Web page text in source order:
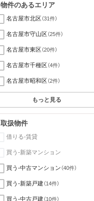
物件のあるエリア
名古屋市北区 （31件）
名古屋市守山区 （25件）
名古屋市東区 （20件）
名古屋市千種区 （4件）
名古屋市昭和区 （2件）
もっと見る
取扱物件
借りる-賃貸
買う-新築マンション
買う-中古マンション （40件）
買う-新築戸建（14件）
買う-中古戸建（10件）